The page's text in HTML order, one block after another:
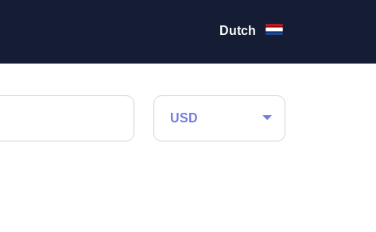
Dutch
USD